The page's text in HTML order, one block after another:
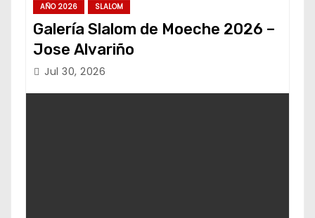
AÑO 2026 SLALOM
Galería Slalom de Moeche 2026 –
Jose Alvariño
Jul 30, 2026